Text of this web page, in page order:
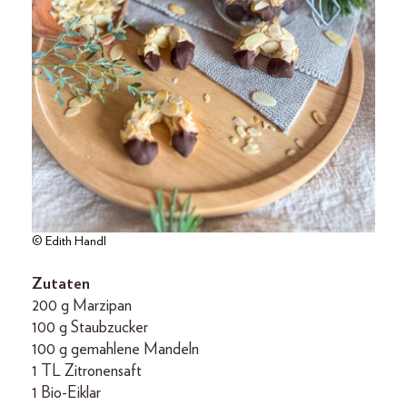
© Edith Handl
Zutaten
200 g Marzipan
100 g Staubzucker
100 g gemahlene Mandeln
1 TL Zitronensaft
1 Bio-Eiklar